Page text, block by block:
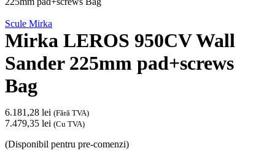
Scule Mirka
Mirka LEROS 950CV Wall
Sander 225mm pad+screws
Bag
6.181,28 lei (Fără TVA)
7.479,35 lei (Cu TVA)
(Disponibil pentru pre-comenzi)